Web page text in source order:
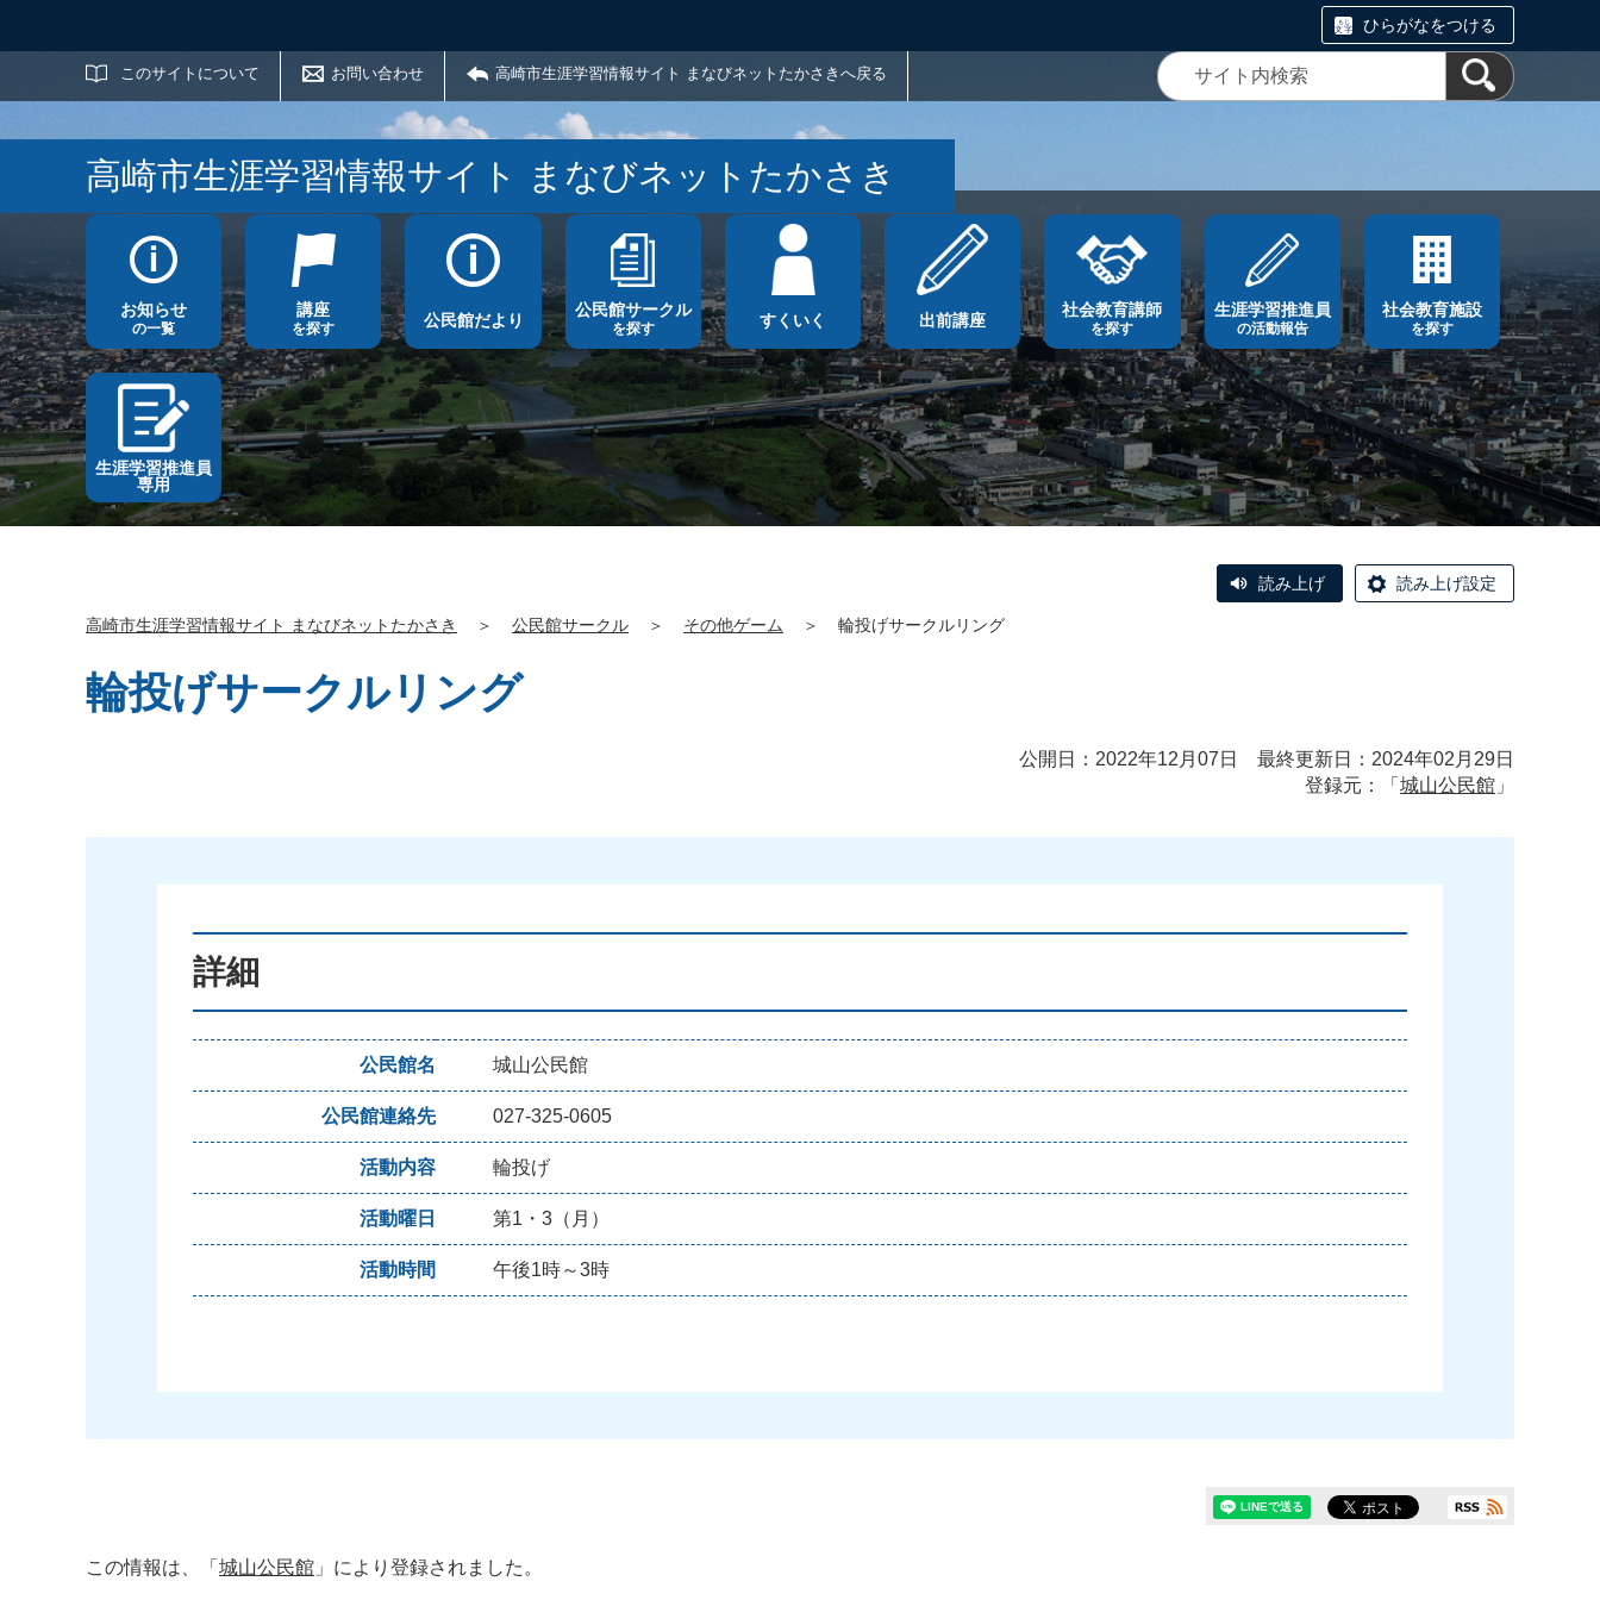
ひらがなをつける
このサイトについて お問い合わせ 高崎市生涯学習情報サイト まなびネットたかさきへ戻る
サイト内検索
高崎市生涯学習情報サイト まなびネットたかさき
お知らせ
の一覧
講座
を探す 公民館だより
公民館サークル
を探す すくいく 出前講座
社会教育講師
を探す
生涯学習推進員
の活動報告
社会教育施設
を探す
生涯学習推進員
専用
読み上げ 読み上げ設定
高崎市生涯学習情報サイト まなびネットたかさき ＞ 公民館サークル ＞ その他ゲーム ＞ 輪投げサークルリング
輪投げサークルリング
公開日：2022年12月07日 最終更新日：2024年02月29日
登録元：「 城山公民館 」
詳細
公民館名 城山公民館
公民館連絡先 027-325-0605
活動内容 輪投げ
活動曜日 第1・3（月）
活動時間 午後1時～3時
この情報は、「 城山公民館 」により登録されました。